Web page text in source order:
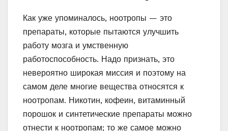
Как уже упоминалось, ноотропы — это
препараты, которые пытаются улучшить
работу мозга и умственную
работоспособность. Надо признать, это
невероятно широкая миссия и поэтому на
самом деле многие вещества относятся к
ноотропам. Никотин, кофеин, витаминный
порошок и синтетические препараты можно
отнести к ноотропам; то же самое можно